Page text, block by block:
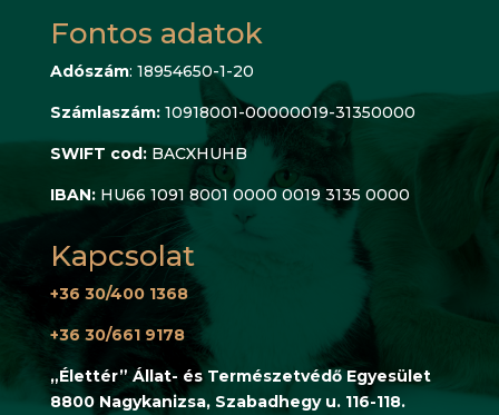
Fontos adatok
Adószám: 18954650-1-20
Számlaszám: 10918001-00000019-31350000
SWIFT cod: BACXHUHB
IBAN: HU66 1091 8001 0000 0019 3135 0000
Kapcsolat
+36 30/400 1368
+36 30/661 9178
„Élettér” Állat- és Természetvédő Egyesület
8800 Nagykanizsa, Szabadhegy u. 116-118.